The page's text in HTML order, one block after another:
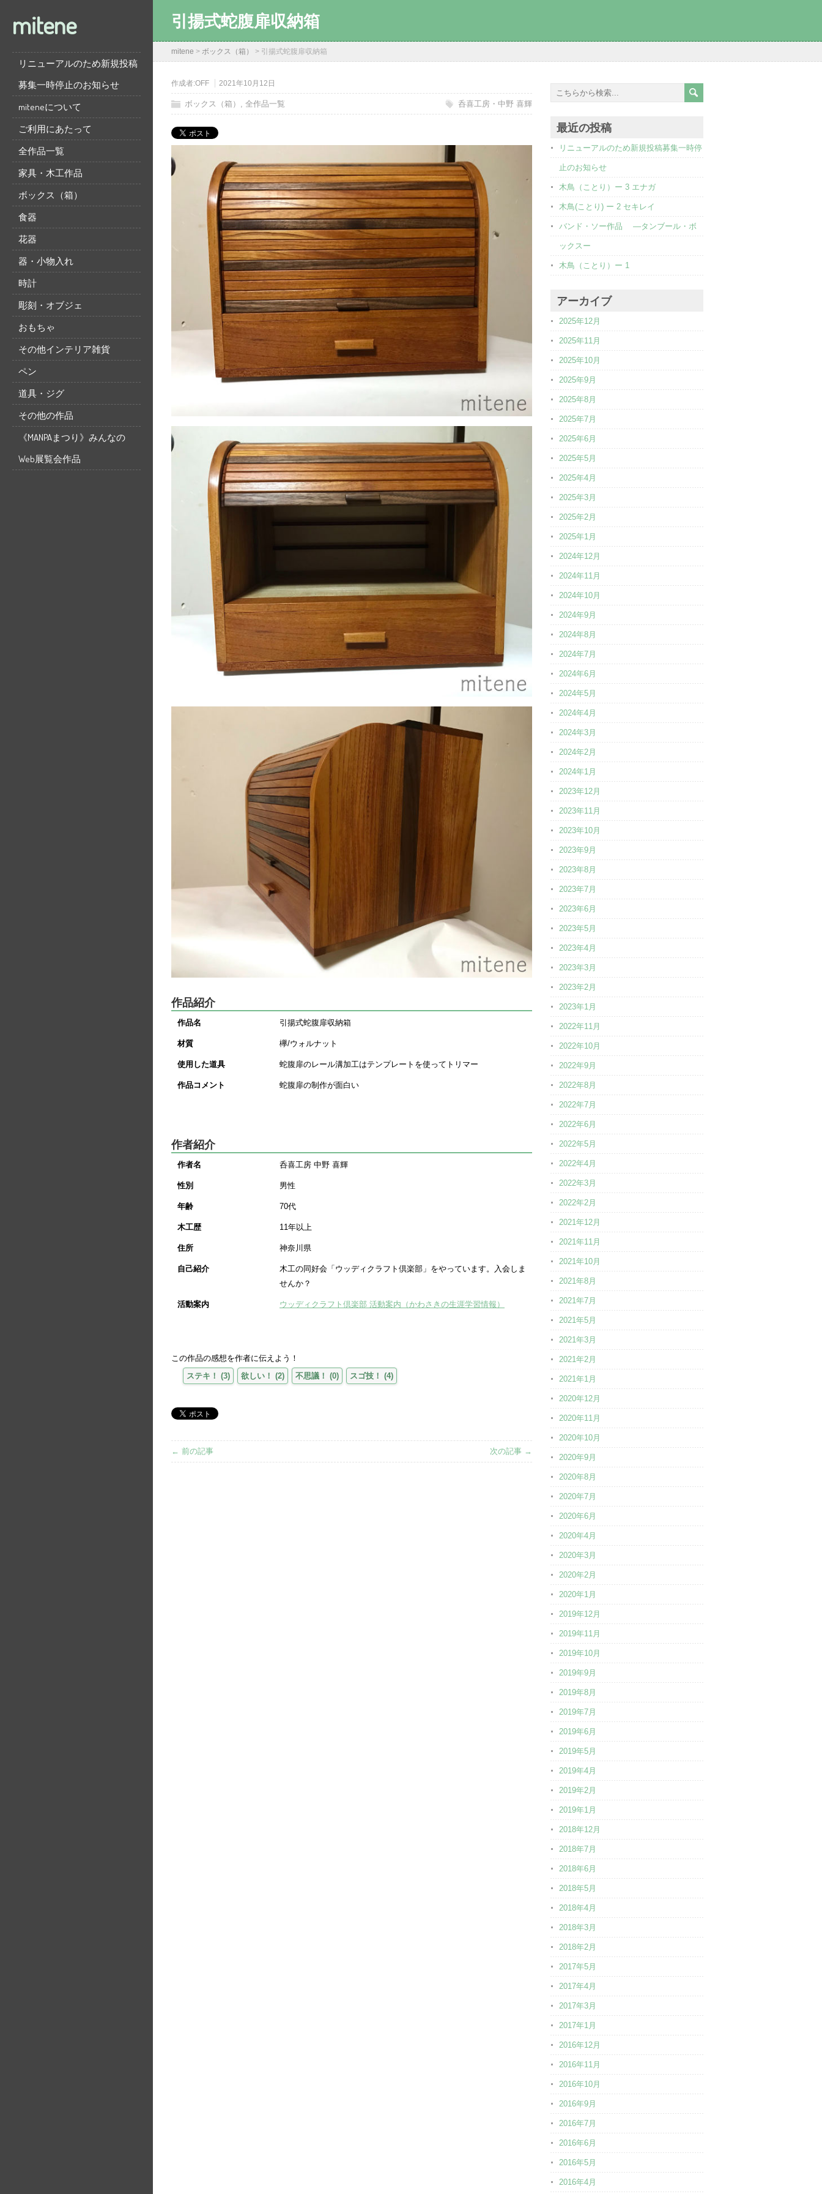
mitene
リニューアルのため新規投稿
募集一時停止のお知らせ
miteneについて
ご利用にあたって
全作品一覧
家具・木工作品
ボックス（箱）
食器
花器
器・小物入れ
時計
彫刻・オブジェ
おもちゃ
その他インテリア雑貨
ペン
道具・ジグ
その他の作品
《MANPAまつり》みんなの
Web展覧会作品
引揚式蛇腹扉収納箱
mitene > ボックス（箱） > 引揚式蛇腹扉収納箱
作成者:OFF 2021年10月12日
ボックス（箱） , 全作品一覧 呑喜工房・中野 喜輝
作品紹介
作品名 引揚式蛇腹扉収納箱
材質 欅/ウォルナット
使用した道具 蛇腹扉のレール溝加工はテンプレートを使ってトリマー
作品コメント 蛇腹扉の制作が面白い
作者紹介
作者名 呑喜工房 中野 喜輝
性別 男性
年齢 70代
木工歴 11年以上
住所 神奈川県
自己紹介
木工の同好会「ウッディクラフト倶楽部」をやっています。入会しま
せんか？
活動案内 ウッディクラフト倶楽部 活動案内（かわさきの生涯学習情報）
この作品の感想を作者に伝えよう！
ステキ！ (3) 欲しい！ (2) 不思議！ (0) スゴ技！ (4)
← 前の記事 次の記事 →
最近の投稿
リニューアルのため新規投稿募集一時停
止のお知らせ
木鳥（ことり）ー 3 エナガ
木鳥(ことり) ー 2 セキレイ
バンド・ソー作品 ―タンブール・ボ
ックスー
木鳥（ことり）ー 1
アーカイブ
2025年12月
2025年11月
2025年10月
2025年9月
2025年8月
2025年7月
2025年6月
2025年5月
2025年4月
2025年3月
2025年2月
2025年1月
2024年12月
2024年11月
2024年10月
2024年9月
2024年8月
2024年7月
2024年6月
2024年5月
2024年4月
2024年3月
2024年2月
2024年1月
2023年12月
2023年11月
2023年10月
2023年9月
2023年8月
2023年7月
2023年6月
2023年5月
2023年4月
2023年3月
2023年2月
2023年1月
2022年11月
2022年10月
2022年9月
2022年8月
2022年7月
2022年6月
2022年5月
2022年4月
2022年3月
2022年2月
2021年12月
2021年11月
2021年10月
2021年8月
2021年7月
2021年5月
2021年3月
2021年2月
2021年1月
2020年12月
2020年11月
2020年10月
2020年9月
2020年8月
2020年7月
2020年6月
2020年4月
2020年3月
2020年2月
2020年1月
2019年12月
2019年11月
2019年10月
2019年9月
2019年8月
2019年7月
2019年6月
2019年5月
2019年4月
2019年2月
2019年1月
2018年12月
2018年7月
2018年6月
2018年5月
2018年4月
2018年3月
2018年2月
2017年5月
2017年4月
2017年3月
2017年1月
2016年12月
2016年11月
2016年10月
2016年9月
2016年7月
2016年6月
2016年5月
2016年4月